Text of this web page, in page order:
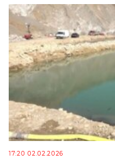
17:20 02.02.2026